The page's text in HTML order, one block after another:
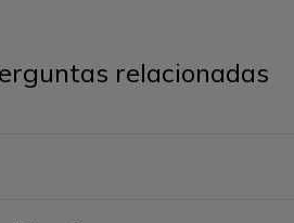
relacionadas